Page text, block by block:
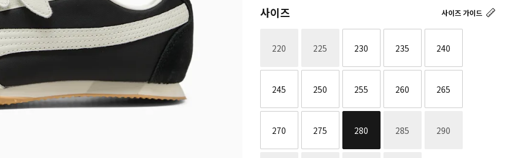
사이즈 가이드
사이즈
220 재고없음225 재고없음230 235 240
245 250 255 260 265
270 275 280 285 재고없음290